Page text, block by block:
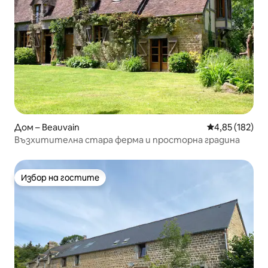
Дом – Beauvain Средна
4,85 (182)
Възхитителна стара ферма и просторна градина
Избор на гостите
Избор на гостите